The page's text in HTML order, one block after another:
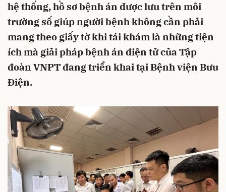
hệ thống, hồ sơ bệnh án được lưu trên môi
trường số giúp người bệnh không cần phải
mang theo giấy tờ khi tái khám là những tiện
ích mà giải pháp bệnh án điện tử của Tập
đoàn VNPT đang triển khai tại Bệnh viện Bưu
Điện.